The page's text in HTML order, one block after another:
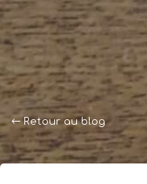
Retour au blog